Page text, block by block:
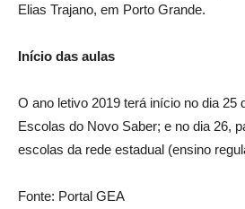
Elias Trajano, em Porto Grande.
Início das aulas
O ano letivo 2019 terá início no dia 25
Escolas do Novo Saber; e no dia 26,
escolas da rede estadual (ensino
Fonte: Portal GEA